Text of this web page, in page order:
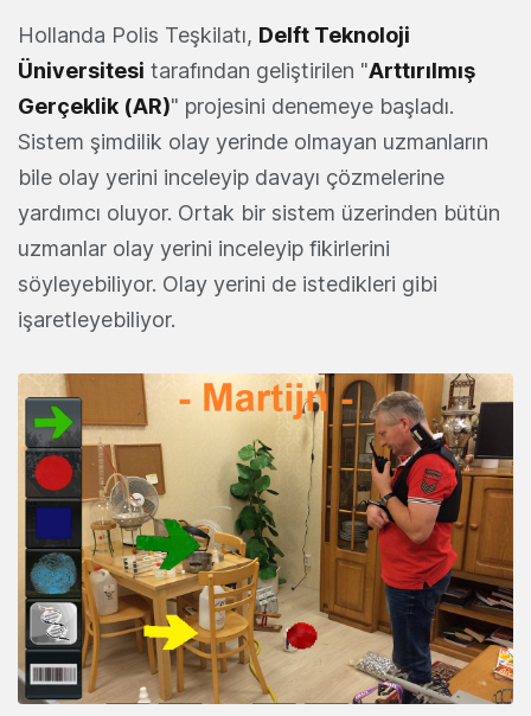
Hollanda Polis Teşkilatı, Delft Teknoloji
Üniversitesi tarafından geliştirilen "Arttırılmış
Gerçeklik (AR)" projesini denemeye başladı.
Sistem şimdilik olay yerinde olmayan uzmanların
bile olay yerini inceleyip davayı çözmelerine
yardımcı oluyor. Ortak bir sistem üzerinden bütün
uzmanlar olay yerini inceleyip fikirlerini
söyleyebiliyor. Olay yerini de istedikleri gibi
işaretleyebiliyor.